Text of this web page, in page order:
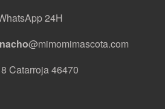
24H
@mimomimascota.com
Catarroja 46470